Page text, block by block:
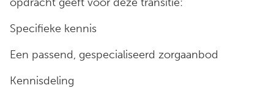
Specifieke kennis
Een passend, gespecialiseerd zorgaanbod
Kennisdeling